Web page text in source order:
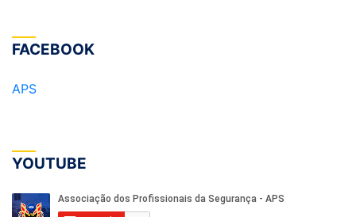
FACEBOOK
APS
YOUTUBE